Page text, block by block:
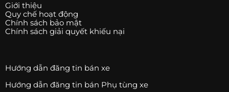
Giới thiệu
Quy chế hoạt động
Chính sách bảo mật
Chính sách giải quyết khiếu nại
Hướng dẫn đăng tin bán xe
Hướng dẫn đăng tin bán Phụ tùng xe